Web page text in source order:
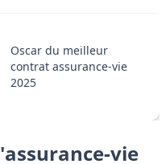
Oscar du meilleur
contrat assurance-vie
2025
vie